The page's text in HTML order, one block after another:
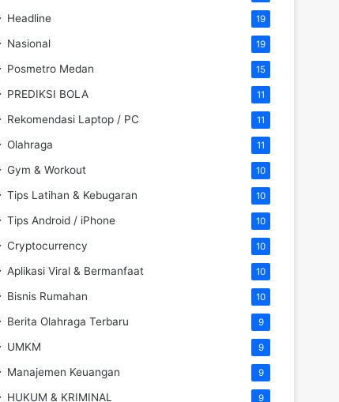
Headline 19
Nasional 19
Posmetro Medan 15
PREDIKSI BOLA 11
Rekomendasi Laptop / PC 11
Olahraga 11
Gym & Workout 10
Tips Latihan & Kebugaran 10
Tips Android / iPhone 10
Cryptocurrency 10
Aplikasi Viral & Bermanfaat 10
Bisnis Rumahan 10
Berita Olahraga Terbaru 9
UMKM 9
Manajemen Keuangan 9
HUKUM & KRIMINAL 9